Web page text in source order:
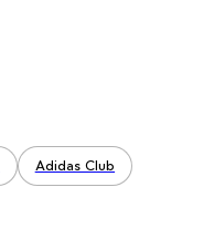
Adidas Club